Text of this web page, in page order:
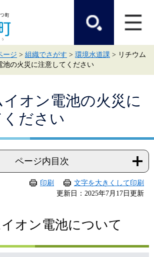
ージ > 組織でさがす > 環境水道課 > リチウム
池の火災に注意してください
イオン電池の火災に
ださい
ページ内目次
印刷
文字を大きくして印刷
更新日：2025年7月17日更新
オン電池について